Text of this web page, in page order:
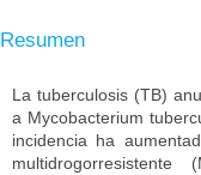
Resumen
La tuberculosis (TB)
a Mycobacterium
incidencia ha
multidrogorresistente